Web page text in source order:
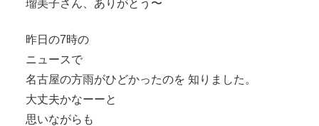
瑠美子さん、ありがとう〜
昨日の7時の
ニュースで
名古屋の方雨がひどかったのを 知りました。
大丈夫かなーーと
思いながらも